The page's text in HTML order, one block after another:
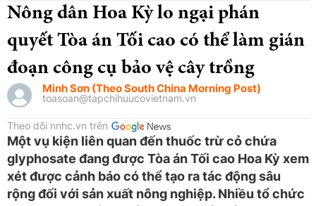
Nông dân Hoa Kỳ lo ngại phán
quyết Tòa án Tối cao có thể làm gián
đoạn công cụ bảo vệ cây trồng
Minh Sơn (Theo South China Morning Post)
toasoan@tapchihuucovietnam.vn
Theo dõi nnhc.vn trên
Một vụ kiện liên quan đến thuốc trừ cỏ chứa
glyphosate đang được Tòa án Tối cao Hoa Kỳ xem
xét được cảnh báo có thể tạo ra tác động sâu
rộng đối với sản xuất nông nghiệp. Nhiều tổ chức